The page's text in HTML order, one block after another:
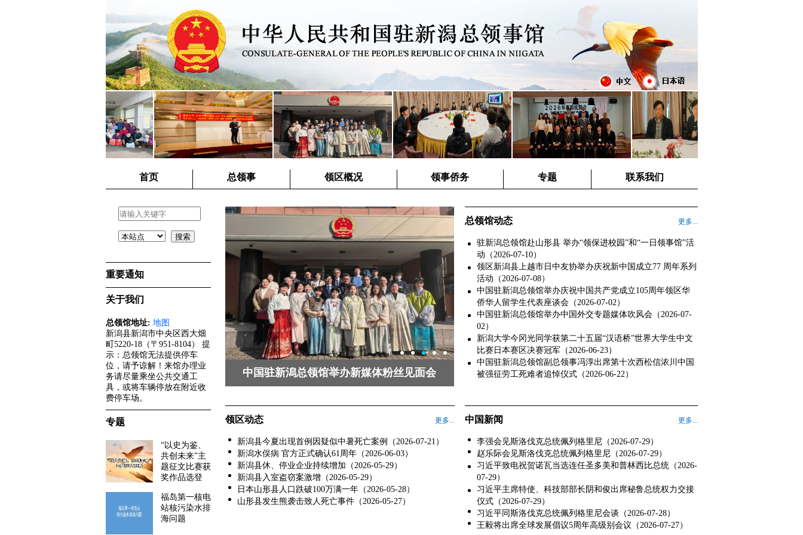
首页 总领事 领区概况 领事侨务 专题 联系我们
重要通知
关于我们
总领馆地址: 地图
新潟县新潟市中央区西大畑
町5220-18（〒951-8104） 提
示：总领馆无法提供停车
位，请予谅解！来馆办理业
务请尽量乘坐公共交通工
具，或将车辆停放在附近收
费停车场。
专题
“以史为鉴、
共创未来”主
题征文比赛获
奖作品选登
福岛第一核电
站核污染水排
海问题
中国驻新潟总领馆举办新媒体粉丝见面会
总领馆动态 更多...
驻新潟总领馆赴山形县 举办“领保进校园”和“一日领事馆”活
动（2026-07-10）
领区新潟县上越市日中友协举办庆祝新中国成立77 周年系列
活动（2026-07-08）
中国驻新潟总领馆举办庆祝中国共产党成立105周年领区华
侨华人留学生代表座谈会（2026-07-02）
中国驻新潟总领馆举办中国外交专题媒体吹风会（2026-07-
02）
新潟大学今冈光同学获第二十五届“汉语桥”世界大学生中文
比赛日本赛区决赛冠军（2026-06-23）
中国驻新潟总领馆副总领事冯淳出席第十次西松信浓川中国
被强征劳工死难者追悼仪式（2026-06-22）
领区动态 更多...
新潟县今夏出现首例因疑似中暑死亡案例（2026-07-21）
新潟水俣病 官方正式确认61周年（2026-06-03）
新潟县休、停业企业持续增加（2026-05-29）
新潟县入室盗窃案激增（2026-05-29）
日本山形县人口跌破100万满一年（2026-05-28）
山形县发生熊袭击致人死亡事件（2026-05-27）
中国新闻 更多...
李强会见斯洛伐克总统佩列格里尼（2026-07-29）
赵乐际会见斯洛伐克总统佩列格里尼（2026-07-29）
习近平致电祝贺诺瓦当选连任圣多美和普林西比总统（2026-
07-29）
习近平主席特使、科技部部长阴和俊出席秘鲁总统权力交接
仪式（2026-07-29）
习近平同斯洛伐克总统佩列格里尼会谈（2026-07-28）
王毅将出席全球发展倡议5周年高级别会议（2026-07-27）